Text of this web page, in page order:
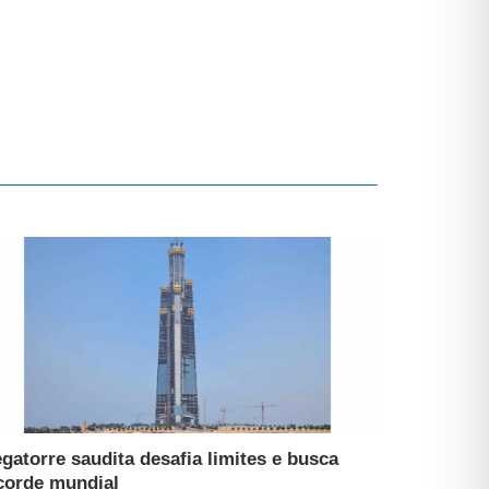
saudita desafia limites e busca
mundial